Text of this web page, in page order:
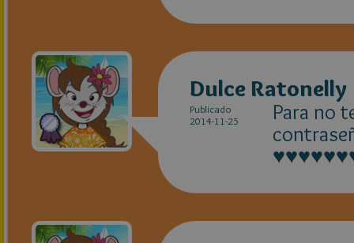
Dulce Ratonelly
Publicado
2014-11-25
Para no